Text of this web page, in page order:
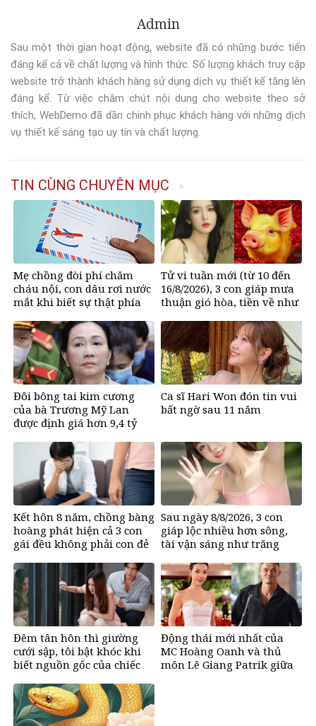
Admin
Sau một thời gian hoạt động, website đã có những bước tiến
đáng kể cả về chất lượng và hình thức. Số lượng khách truy cập
website trở thành khách hàng sử dụng dịch vụ thiết kế tăng lên
đáng kể. Từ việc chăm chút nội dung cho website theo sở
thích, WebDemo đã dần chinh phục khách hàng với những dịch
vụ thiết kế sáng tạo uy tín và chất lượng.
TIN CÙNG CHUYÊN MỤC
Mẹ chồng đòi phí chăm
cháu nội, con dâu rơi nước
mắt khi biết sự thật phía
Tử vi tuần mới (từ 10 đến
16/8/2026), 3 con giáp mưa
thuận gió hòa, tiền về như
Đôi bông tai kim cương
của bà Trương Mỹ Lan
được định giá hơn 9,4 tỷ
Ca sĩ Hari Won đón tin vui
bất ngờ sau 11 năm
Kết hôn 8 năm, chồng bàng
hoàng phát hiện cả 3 con
gái đều không phải con đẻ
Sau ngày 8/8/2026, 3 con
giáp lộc nhiều hơn sông,
tài vận sáng như trăng
Đêm tân hôn thì giường
cưới sập, tôi bật khóc khi
biết nguồn gốc của chiếc
Động thái mới nhất của
MC Hoàng Oanh và thủ
môn Lê Giang Patrik giữa